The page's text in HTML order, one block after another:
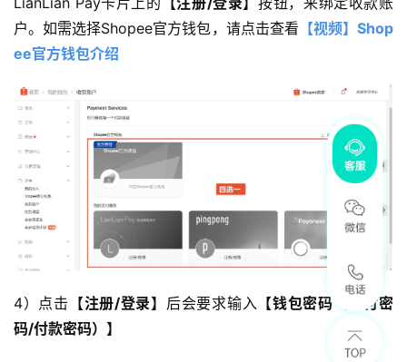
户。如需选择Shopee官方钱包，请点击查看 【视频】Shop
ee官方钱包介绍
4）点击 【注册/登录】 后会要求输入 【钱包密码（支付密
码/付款密码）】